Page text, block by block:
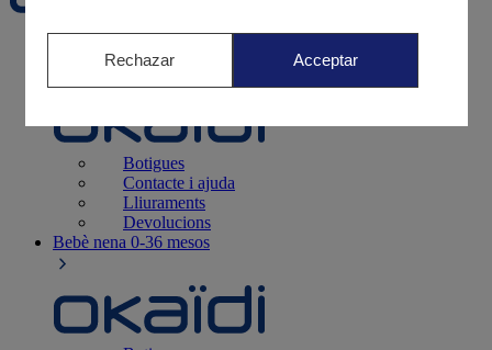
Naixement 0-12 mesos
Botigues
Contacte i ajuda
Lliuraments
Devolucions
Bebè nena 0-36 mesos
Rechazar Acceptar